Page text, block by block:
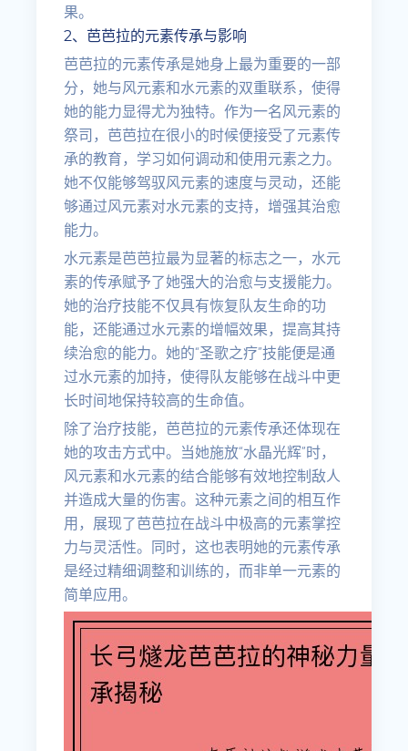
果。
2、芭芭拉的元素传承与影响
芭芭拉的元素传承是她身上最为重要的一部
分，她与风元素和水元素的双重联系，使得
她的能力显得尤为独特。作为一名风元素的
祭司，芭芭拉在很小的时候便接受了元素传
承的教育，学习如何调动和使用元素之力。
她不仅能够驾驭风元素的速度与灵动，还能
够通过风元素对水元素的支持，增强其治愈
能力。
水元素是芭芭拉最为显著的标志之一，水元
素的传承赋予了她强大的治愈与支援能力。
她的治疗技能不仅具有恢复队友生命的功
能，还能通过水元素的增幅效果，提高其持
续治愈的能力。她的“圣歌之疗”技能便是通
过水元素的加持，使得队友能够在战斗中更
长时间地保持较高的生命值。
除了治疗技能，芭芭拉的元素传承还体现在
她的攻击方式中。当她施放“水晶光辉”时，
风元素和水元素的结合能够有效地控制敌人
并造成大量的伤害。这种元素之间的相互作
用，展现了芭芭拉在战斗中极高的元素掌控
力与灵活性。同时，这也表明她的元素传承
是经过精细调整和训练的，而非单一元素的
简单应用。